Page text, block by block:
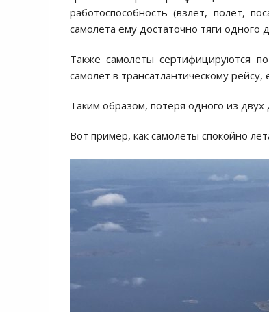
работоспособность (взлет, полет,
самолета ему достаточно тяги одного
Также самолеты сертифицируются
самолет в трансатлантическому
Таким образом, потеря одного из
Вот пример, как самолеты спокойно